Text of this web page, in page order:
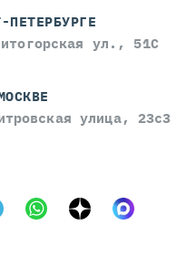
ул., 51С
улица, 23с3